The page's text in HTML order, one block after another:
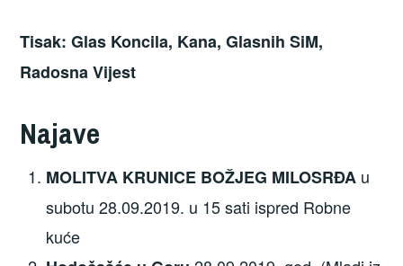
Tisak: Glas Koncila, Kana, Glasnih SiM,
Radosna Vijest
Najave
MOLITVA KRUNICE BOŽJEG MILOSRĐA u
subotu 28.09.2019. u 15 sati ispred Robne
kuće